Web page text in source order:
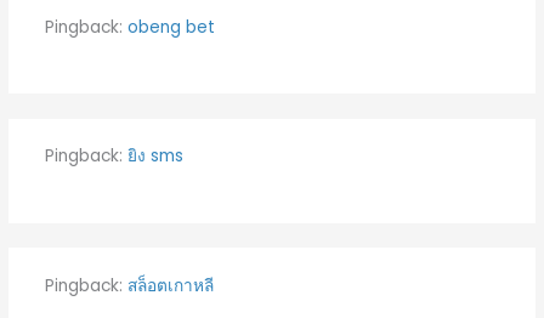
Pingback: obeng bet
Pingback: ยิง sms
Pingback: สล็อตเกาหลี